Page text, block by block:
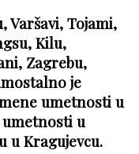
Varšavi, Tojami,
Kilu,
Zagrebu,
je
umetnosti u
u
u Kragujevcu.